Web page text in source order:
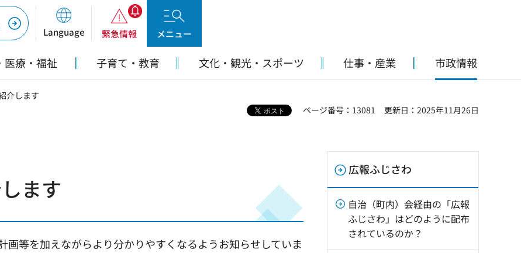
Language 緊急情報 メニュー
医療・福祉 子育て・教育 文化・観光・スポーツ 仕事・産業 市政情報
介します
ページ番号：13081
更新日：2025年11月26日
ます
等を加えながらより分かりやすくなるようお知らせしていま
広報ふじさわ
自治（町内）会経由の「広報
ふじさわ」はどのように配布
されているのか？